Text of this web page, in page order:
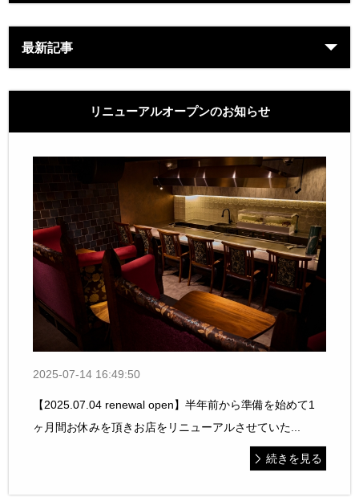
最新記事
リニューアルオープンのお知らせ
2025-07-14 16:49:50
【2025.07.04 renewal open】半年前から準備を始めて1
ヶ月間お休みを頂きお店をリニューアルさせていた...
続きを見る